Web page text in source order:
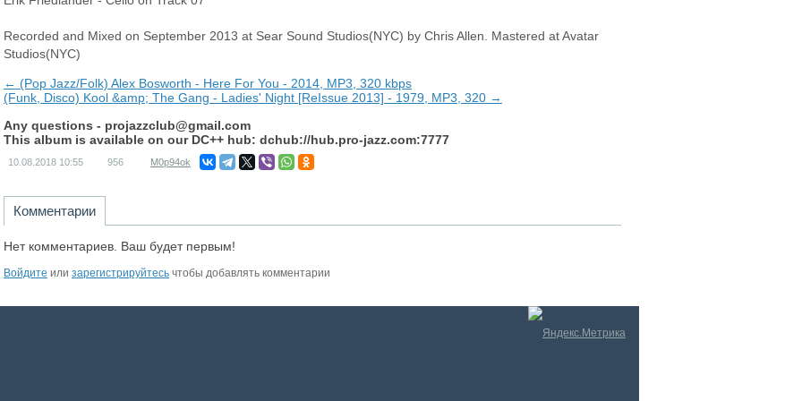
Recorded and Mixed on September 2013 at Sear Sound Studios(NYC) by Chris Allen. Mastered at Avatar
Studios(NYC)
← (Pop Jazz/Folk) Alex Bosworth - Here For You - 2014, MP3, 320 kbps
(Funk, Disco) Kool &amp; The Gang - Ladies' Night [ReIssue 2013] - 1979, MP3, 320 →
Any questions - projazzclub@gmail.com
This album is available on our DC++ hub: dchub://hub.pro-jazz.com:7777
10.08.2018 10:55 956 M0p94ok
Комментарии
Нет комментариев. Ваш будет первым!
Войдите или зарегистрируйтесь чтобы добавлять комментарии